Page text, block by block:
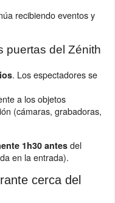
recibiendo eventos y
puertas del Zénith
. Los espectadores se
a los objetos
(cámaras, grabadoras,
1h30 antes del
en la entrada).
cerca del